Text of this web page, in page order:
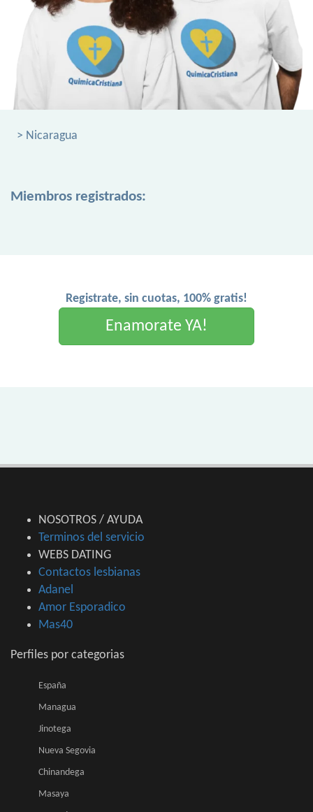
> Nicaragua
Miembros registrados:
Registrate, sin cuotas, 100% gratis!
Enamorate YA!
NOSOTROS / AYUDA
Terminos del servicio
WEBS DATING
Contactos lesbianas
Adanel
Amor Esporadico
Mas40
Perfiles por categorias
España
Managua
Jinotega
Nueva Segovia
Chinandega
Masaya